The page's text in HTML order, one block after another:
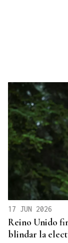
17 JUN 2026
Reino Unido
blindar la